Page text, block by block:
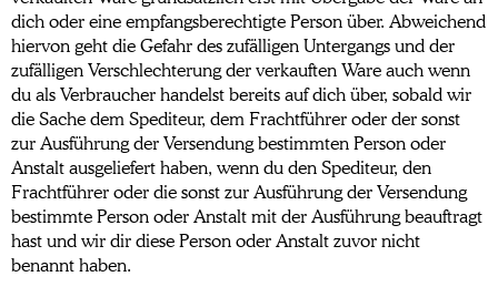
dich oder eine empfangsberechtigte Person über. Abweichend
hiervon geht die Gefahr des zufälligen Untergangs und der
zufälligen Verschlechterung der verkauften Ware auch wenn
du als Verbraucher handelst bereits auf dich über, sobald wir
die Sache dem Spediteur, dem Frachtführer oder der sonst
zur Ausführung der Versendung bestimmten Person oder
Anstalt ausgeliefert haben, wenn du den Spediteur, den
Frachtführer oder die sonst zur Ausführung der Versendung
bestimmte Person oder Anstalt mit der Ausführung beauftragt
hast und wir dir diese Person oder Anstalt zuvor nicht
benannt haben.